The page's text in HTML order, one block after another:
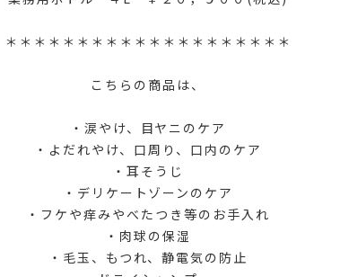
＊＊＊＊＊＊＊＊＊＊＊＊＊＊＊＊＊＊＊＊
こちらの商品は、
・涙やけ、目ヤニのケア
・よだれやけ、口周り、口内のケア
・耳そうじ
・デリケートゾーンのケア
・フケや痒みやべたつき等のお手入れ
・肉球の保湿
・毛玉、もつれ、静電気の防止